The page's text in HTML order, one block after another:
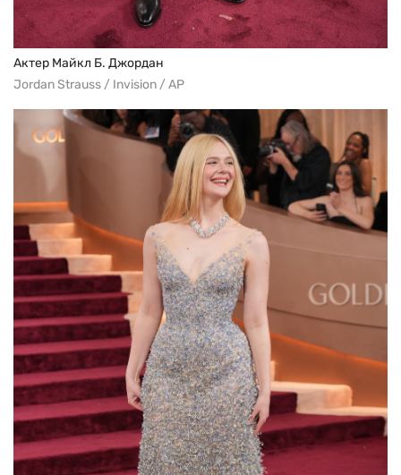
Актер Майкл Б. Джордан
Jordan Strauss / Invision / AP